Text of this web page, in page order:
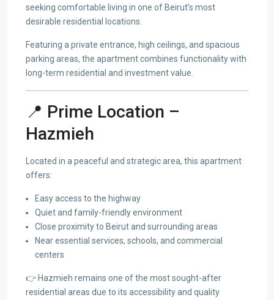
seeking comfortable living in one of Beirut’s most
desirable residential locations.
Featuring a private entrance, high ceilings, and spacious
parking areas, the apartment combines functionality with
long-term residential and investment value.
📍 Prime Location –
Hazmieh
Located in a peaceful and strategic area, this apartment
offers:
Easy access to the highway
Quiet and family-friendly environment
Close proximity to Beirut and surrounding areas
Near essential services, schools, and commercial
centers
👉 Hazmieh remains one of the most sought-after
residential areas due to its accessibility and quality